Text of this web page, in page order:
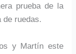
prueba de la
de ruedas.
y Martín este